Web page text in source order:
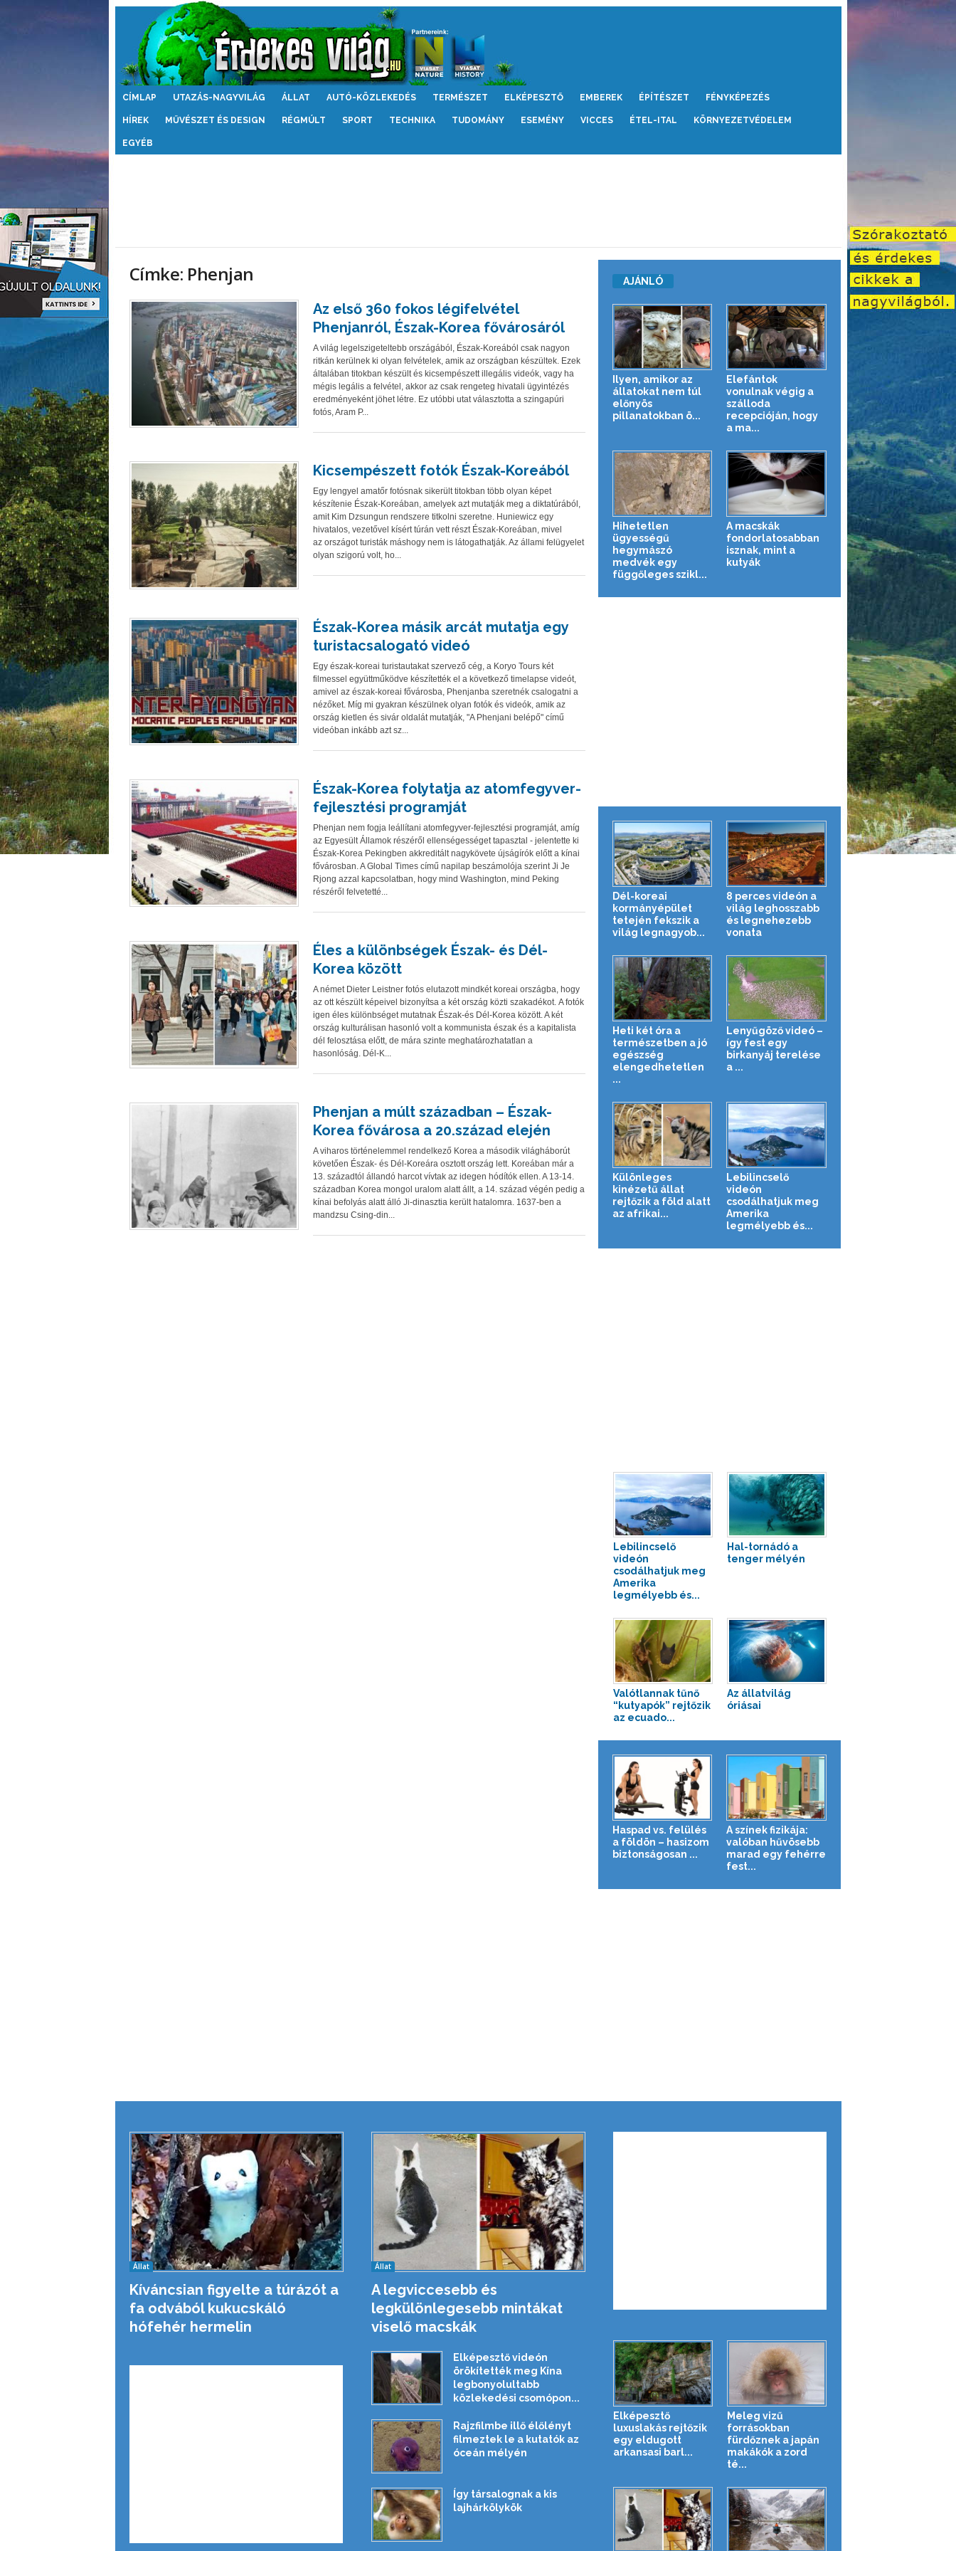
Érdekes
CÍMLAP UTAZÁS-NAGYVILÁG ÁLLAT AUTÓ-KÖZLEKEDÉS TERMÉSZET ELKÉPESZTŐ EMBEREK ÉPÍTÉSZET FÉNYKÉPEZÉS
HÍREK MŰVÉSZET ÉS DESIGN RÉGMÚLT SPORT TECHNIKA TUDOMÁNY ESEMÉNY VICCES ÉTEL-ITAL KÖRNYEZETVÉDELEM
EGYÉB
Címke: Phenjan
Az első 360 fokos légifelvétel
Phenjanról, Észak-Korea fővárosáról
A világ legelszigeteltebb országából, Észak-Koreából csak nagyon
ritkán kerülnek ki olyan felvételek, amik az országban készültek. Ezek
általában titokban készült és kicsempészett illegális videók, vagy ha
mégis legális a felvétel, akkor az csak rengeteg hivatali ügyintézés
eredményeként jöhet létre. Ez utóbbi utat választotta a szingapúri
fotós, Aram P...
Kicsempészett fotók Észak-Koreából
Egy lengyel amatőr fotósnak sikerült titokban több olyan képet
készítenie Észak-Koreában, amelyek azt mutatják meg a diktatúrából,
amit Kim Dzsungun rendszere titkolni szeretne. Huniewicz egy
hivatalos, vezetővel kísért túrán vett részt Észak-Koreában, mivel
az országot turisták máshogy nem is látogathatják. Az állami felügyelet
olyan szigorú volt, ho...
Észak-Korea másik arcát mutatja egy
turistacsalogató videó
Egy észak-koreai turistautakat szervező cég, a Koryo Tours két
filmessel együttműködve készítették el a következő timelapse videót,
amivel az észak-koreai fővárosba, Phenjanba szeretnék csalogatni a
nézőket. Míg mi gyakran készülnek olyan fotók és videók, amik az
ország kietlen és sivár oldalát mutatják, "A Phenjani belépő" című
videóban inkább azt sz...
Észak-Korea folytatja az atomfegyver-
fejlesztési programját
Phenjan nem fogja leállítani atomfegyver-fejlesztési programját, amíg
az Egyesült Államok részéről ellenségességet tapasztal - jelentette ki
Észak-Korea Pekingben akkreditált nagykövete újságírók előtt a kínai
fővárosban. A Global Times című napilap beszámolója szerint Ji Je
Rjong azzal kapcsolatban, hogy mind Washington, mind Peking
részéről felvetetté...
Éles a különbségek Észak- és Dél-
Korea között
A német Dieter Leistner fotós elutazott mindkét koreai országba, hogy
az ott készült képeivel bizonyítsa a két ország közti szakadékot. A fotók
igen éles különbséget mutatnak Észak-és Dél-Korea között. A két
ország kulturálisan hasonló volt a kommunista észak és a kapitalista
dél felosztása előtt, de mára szinte meghatározhatatlan a
hasonlóság. Dél-K...
Phenjan a múlt században – Észak-
Korea fővárosa a 20.század elején
A viharos történelemmel rendelkező Korea a második világháborút
követően Észak- és Dél-Koreára osztott ország lett. Koreában már a
13. századtól állandó harcot vívtak az idegen hódítók ellen. A 13-14.
században Korea mongol uralom alatt állt, a 14. század végén pedig a
kínai befolyás alatt álló Ji-dinasztia került hatalomra. 1637-ben a
mandzsu Csing-din...
AJÁNLÓ
Ilyen, amikor az
állatokat nem túl
előnyös
pillanatokban ö...
Elefántok
vonulnak végig a
szálloda
recepcióján, hogy
a ma...
Hihetetlen
ügyességű
hegymászó
medvék egy
függőleges szikl...
A macskák
fondorlatosabban
isznak, mint a
kutyák
Dél-koreai
kormányépület
tetején fekszik a
világ legnagyob...
8 perces videón a
világ leghosszabb
és legnehezebb
vonata
Heti két óra a
természetben a jó
egészség
elengedhetetlen
...
Lenyűgöző videó –
így fest egy
birkanyáj terelése
a ...
Különleges
kinézetű állat
rejtőzik a föld alatt
az afrikai...
Lebilincselő
videón
csodálhatjuk meg
Amerika
legmélyebb és...
Lebilincselő
videón
csodálhatjuk meg
Amerika
legmélyebb és...
Hal-tornádó a
tenger mélyén
Valótlannak tűnő
“kutyapók” rejtőzik
az ecuado...
Az állatvilág
óriásai
Haspad vs. felülés
a földön – hasizom
biztonságosan ...
A színek fizikája:
valóban hűvösebb
marad egy fehérre
fest...
Állat
Kíváncsian figyelte a túrázót a
fa odvából kukucskáló
hófehér hermelin
Állat
A legviccesebb és
legkülönlegesebb mintákat
viselő macskák
Elképesztő videón
örökítették meg Kína
legbonyolultabb
közlekedési csomópon...
Rajzfilmbe illő élőlényt
filmeztek le a kutatók az
óceán mélyén
Így társalognak a kis
lajhárkölykök
Elképesztő
luxuslakás rejtőzik
egy eldugott
arkansasi barl...
Meleg vizű
forrásokban
fürdőznek a japán
makákók a zord
té...